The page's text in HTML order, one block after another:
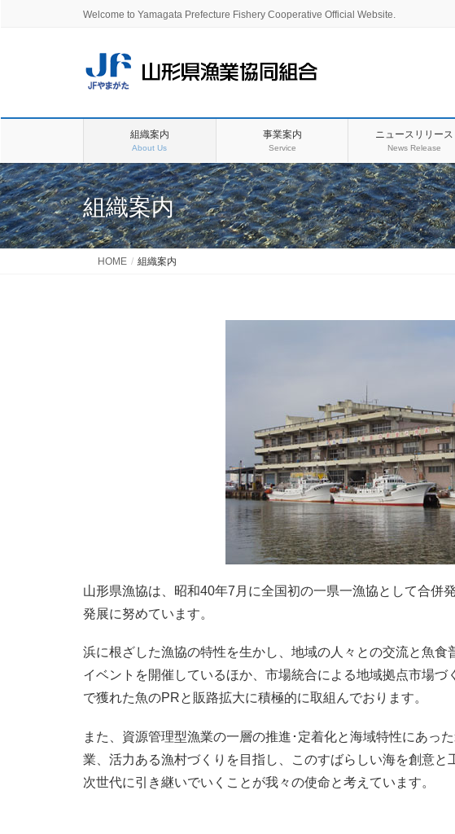
Welcome to Yamagata Prefecture Fishery Cooperative Official Website.
組織案内
About Us
事業案内
Service
ニュースリリース
News Release
組織案内
HOME 組織案内
山形県漁協は、昭和40年7月に全国初の一県一漁協として合併
発展に努めています。
浜に根ざした漁協の特性を生かし、地域の人々との交流と魚
イベントを開催しているほか、市場統合による地域拠点市場
で獲れた魚のPRと販路拡大に積極的に取組んでおります。
また、資源管理型漁業の一層の推進･定着化と海域特性にあっ
業、活力ある漁村づくりを目指し、このすばらしい海を創意と
次世代に引き継いでいくことが我々の使命と考えています。